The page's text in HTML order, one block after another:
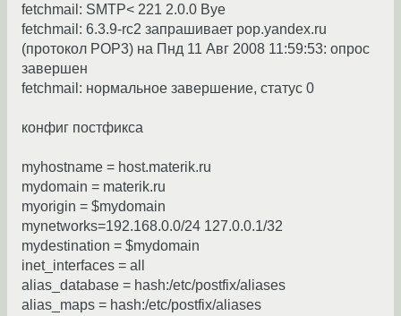
fetchmail: SMTP< 221 2.0.0 Bye
fetchmail: 6.3.9-rc2 запрашивает pop.yandex.ru
(протокол POP3) на Пнд 11 Авг 2008 11:59:53: опрос
завершен
fetchmail: нормальное завершение, статус 0
конфиг постфикса
myhostname = host.materik.ru
mydomain = materik.ru
myorigin = $mydomain
mynetworks=192.168.0.0/24 127.0.0.1/32
mydestination = $mydomain
inet_interfaces = all
alias_database = hash:/etc/postfix/aliases
alias_maps = hash:/etc/postfix/aliases